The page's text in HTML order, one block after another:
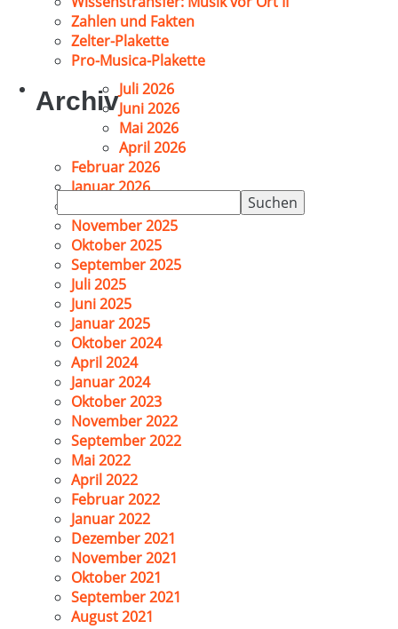
nach:
Zahlen und Fakten
Zelter-Plakette
Pro-Musica-Plakette
ArchivJuli 2026
Juni 2026
Mai 2026
April 2026
Februar 2026
Januar 2026
November 2025
Oktober 2025
September 2025
Juli 2025
Juni 2025
Januar 2025
Oktober 2024
April 2024
Januar 2024
Oktober 2023
November 2022
September 2022
Mai 2022
April 2022
Februar 2022
Januar 2022
Dezember 2021
November 2021
Oktober 2021
September 2021
August 2021